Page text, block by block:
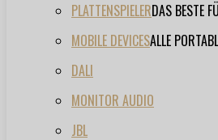
PLATTENSPIELERDAS BESTE
MOBILE DEVICESALLE
DALI
MONITOR AUDIO
JBL